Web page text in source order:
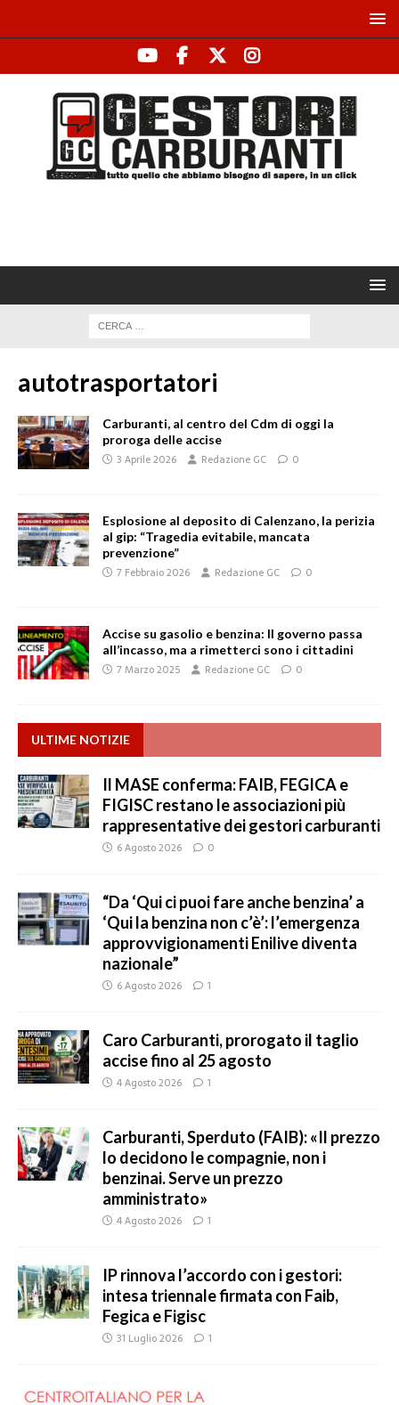
autotrasportatori
Carburanti, al centro del Cdm di oggi la
proroga delle accise
3 Aprile 2026 Redazione GC 0
Esplosione al deposito di Calenzano, la perizia
al gip: “Tragedia evitabile, mancata
prevenzione”
7 Febbraio 2026 Redazione GC 0
Accise su gasolio e benzina: Il governo passa
all’incasso, ma a rimetterci sono i cittadini
7 Marzo 2025 Redazione GC 0
ULTIME NOTIZIE
Il MASE conferma: FAIB, FEGICA e
FIGISC restano le associazioni più
rappresentative dei gestori carburanti
6 Agosto 2026 0
“Da ‘Qui ci puoi fare anche benzina’ a
‘Qui la benzina non c’è’: l’emergenza
approvvigionamenti Enilive diventa
nazionale”
6 Agosto 2026 1
Caro Carburanti, prorogato il taglio
accise fino al 25 agosto
4 Agosto 2026 1
Carburanti, Sperduto (FAIB): «Il prezzo
lo decidono le compagnie, non i
benzinai. Serve un prezzo
amministrato»
4 Agosto 2026 1
IP rinnova l’accordo con i gestori:
intesa triennale firmata con Faib,
Fegica e Figisc
31 Luglio 2026 1